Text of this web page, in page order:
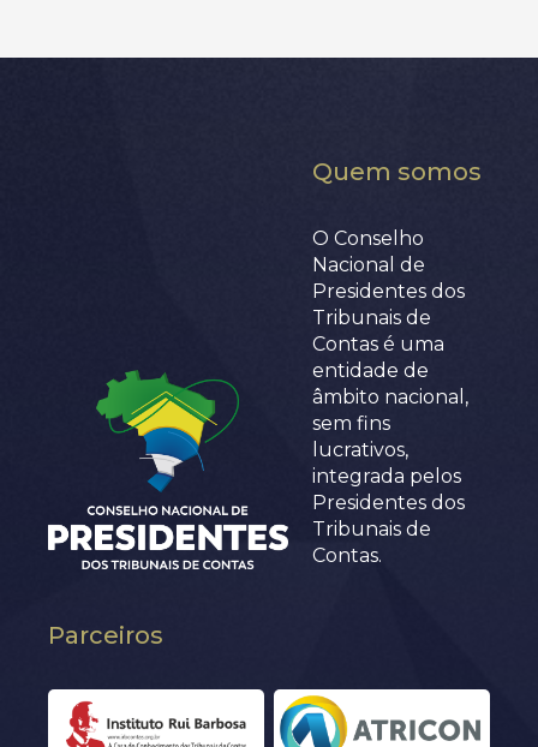
Quem somos
O Conselho
Nacional de
Presidentes dos
Tribunais de
Contas é uma
entidade de
âmbito nacional,
sem fins
lucrativos,
integrada pelos
Presidentes dos
Tribunais de
Contas.
Parceiros